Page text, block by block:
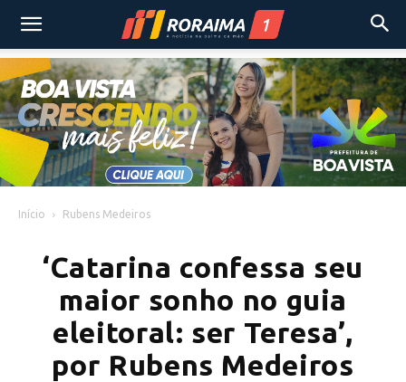
Início Rubens Medeiros
‘Catarina confessa seu
maior sonho no guia
eleitoral: ser Teresa’,
por Rubens Medeiros